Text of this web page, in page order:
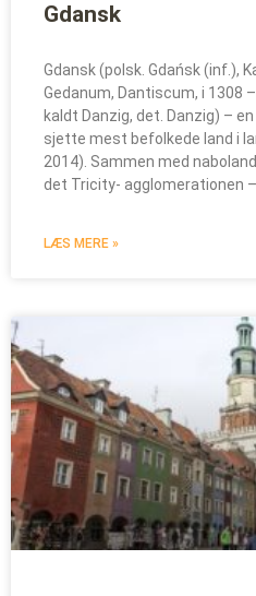
Gdansk
Gdansk (polsk. Gdańsk (inf.),
Gedanum, Dantiscum, i 1308
kaldt Danzig, det. Danzig) –
sjette mest befolkede land i
2014). Sammen med
det Tricity- agglomerationen –
LÆS MERE »